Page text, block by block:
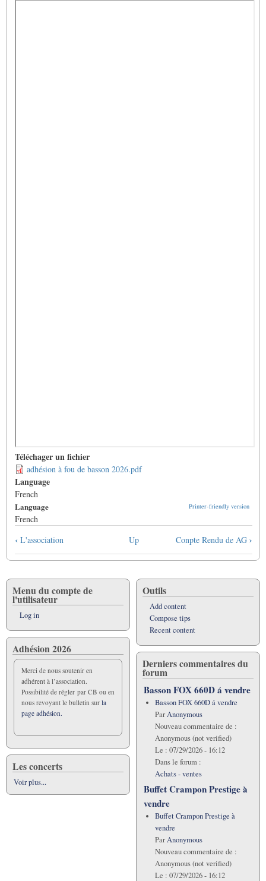
Téléchager un fichier
adhésion à fou de basson 2026.pdf
Language
French
Printer-friendly version
Language
French
Book
traversal
links
for
Adhésion
‹ L'association Up Conpte Rendu de AG ›
Menu du compte de
l'utilisateur
Log in
Adhésion 2026
Merci de nous soutenir en
adhérent à l’association.
Possibilité de régler par CB ou en
nous revoyant le bulletin sur la
page adhésion.
Les concerts
Voir plus...
Outils
Add content
Compose tips
Recent content
Derniers commentaires du
forum
Basson FOX 660D á vendre
Basson FOX 660D á vendre
ParAnonymous
Nouveau commentaire de :
Anonymous (not verified)
Le : 07/29/2026 - 16:12
Dans le forum :
Achats - ventes
Buffet Crampon Prestige à
vendre
Buffet Crampon Prestige à
vendre
ParAnonymous
Nouveau commentaire de :
Anonymous (not verified)
Le : 07/29/2026 - 16:12